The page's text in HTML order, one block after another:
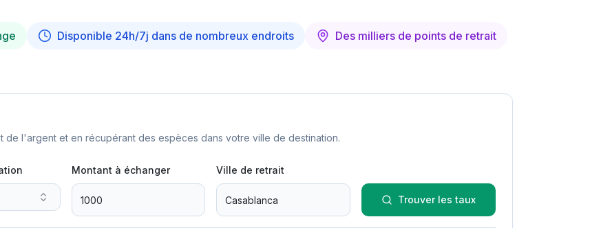
Disponible 24h/7j dans de nombreux endroits Des milliers de points de retrait
de l'argent et en récupérant des espèces dans votre ville de destination.
Montant à échanger Ville de retrait
Trouver les taux